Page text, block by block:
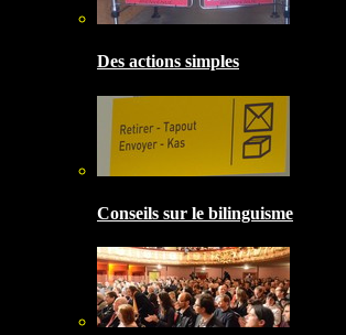
Des actions simples
Conseils sur le bilinguisme